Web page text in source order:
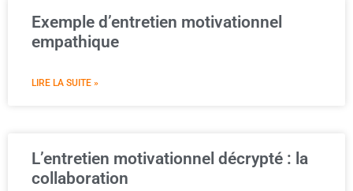
Exemple d’entretien motivationnel
empathique
LIRE LA SUITE »
L’entretien motivationnel décrypté : la
collaboration